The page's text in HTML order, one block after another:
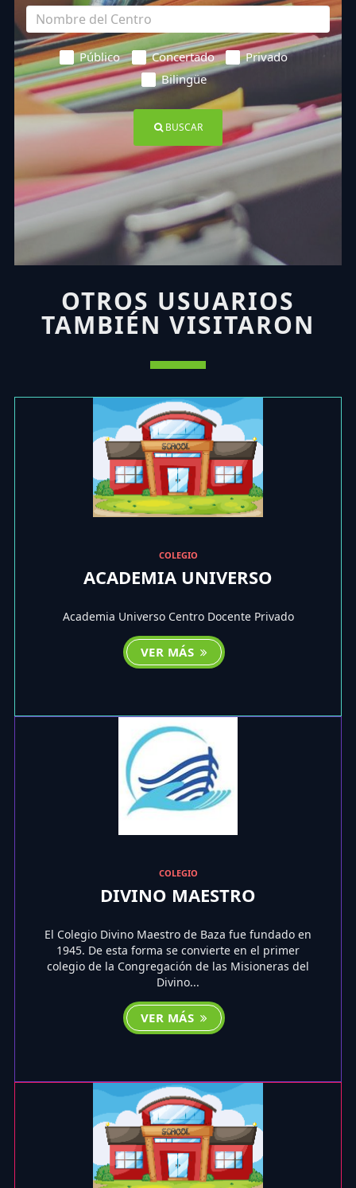
Público Concertado
Privado
Bilingüe
BUSCAR
OTROS USUARIOS
TAMBIÉN VISITARON
COLEGIO
ACADEMIA UNIVERSO
Academia Universo Centro Docente Privado
VER MÁS
COLEGIO
DIVINO MAESTRO
El Colegio Divino Maestro de Baza fue fundado en
1945. De esta forma se convierte en el primer
colegio de la Congregación de las Misioneras del
Divino...
VER MÁS